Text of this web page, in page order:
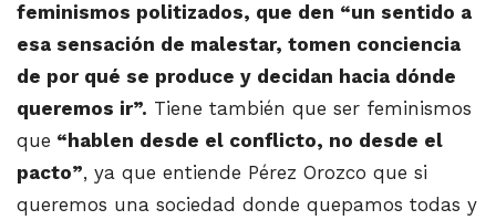
feminismos politizados, que den “un sentido a
esa sensación de malestar, tomen conciencia
de por qué se produce y decidan hacia dónde
queremos ir”. Tiene también que ser feminismos
que “hablen desde el conflicto, no desde el
pacto”, ya que entiende Pérez Orozco que si
queremos una sociedad donde quepamos todas y